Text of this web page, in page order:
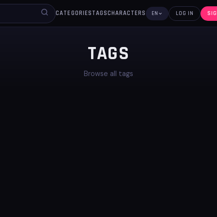
CATEGORIESTAGSCHARACTERS EN LOG IN
TAGS
Browse all tags